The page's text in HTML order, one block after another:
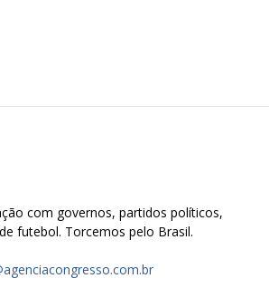
com governos, partidos políticos,
futebol. Torcemos pelo Brasil.